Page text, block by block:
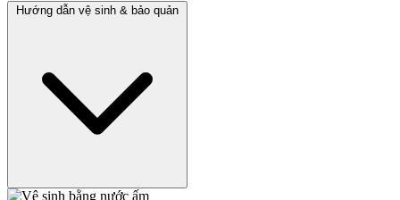
Hướng dẫn vệ sinh & bảo quản